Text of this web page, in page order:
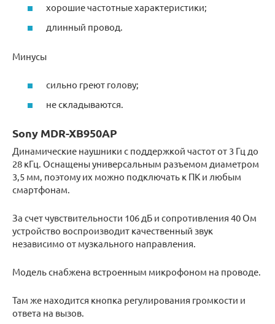
хорошие частотные характеристики;
длинный провод.
Минусы
сильно греют голову;
не складываются.
Sony MDR-XB950AP
Динамические наушники с поддержкой частот от 3 Гц до
28 кГц. Оснащены универсальным разъемом диаметром
3,5 мм, поэтому их можно подключать к ПК и любым
смартфонам.
За счет чувствительности 106 дБ и сопротивления 40 Ом
устройство воспроизводит качественный звук
независимо от музкального направления.
Модель снабжена встроенным микрофоном на проводе.
Там же находится кнопка регулирования громкости и
ответа на вызов.